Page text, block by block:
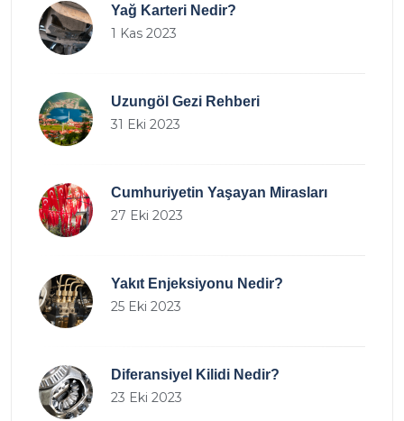
Yağ Karteri Nedir?
1 Kas 2023
Uzungöl Gezi Rehberi
31 Eki 2023
Cumhuriyetin Yaşayan Mirasları
27 Eki 2023
Yakıt Enjeksiyonu Nedir?
25 Eki 2023
Diferansiyel Kilidi Nedir?
23 Eki 2023